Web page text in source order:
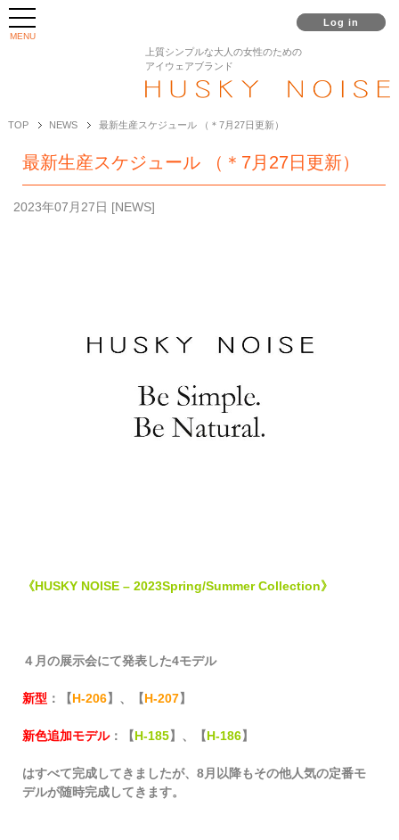
Log in
MENU
上質シンプルな大人の女性のための
アイウェアブランド
TOP NEWS 最新生産スケジュール （＊7月27日更新）
最新生産スケジュール （＊7月27日更新）
2023年07月27日 [NEWS]
《HUSKY NOISE – 2023Spring/Summer Collection》
４月の展示会にて発表した4モデル
新型 ：【H-206】、【H-207】
新色追加モデル：【H-185】、【H-186】
はすべて完成してきましたが、8月以降もその他人気の定番モ
デルが随時完成してきます。